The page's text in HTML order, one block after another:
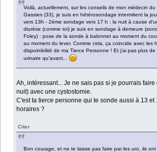
Voilà, actuellement, sur les conseils de mon médecin du
Gassies (33), je suis en hétérosondage intermitent la
vers 13h - 2ème sondage vers 17 h ; la nuit à cause
diurèse (comme toi) je suis en sondage à demeure
Foley) : pose de la sonde à balonnet au moment du
au moment du lever. Comme cela, ça coincide avec les
dispoinibilité de ma Tierce Personne ! Et j'ai pas plus de
urinaire qu'avant...
Ah, intéressant... Je ne sais pas si je pourrais
nuit) avec une cystostomie.
C'est ta tierce personne qui te sonde aussi à 13 et
horaires ?
Citer
Bon courage, et ne te laisse pas faire par les uro, ils